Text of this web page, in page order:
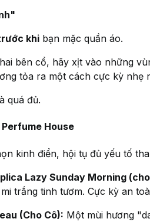
khi bạn mặc quần áo.
bên cổ, hãy xịt vào những
tỏa ra một cách cực kỳ nhẹ
quá đủ.
House
kinh điển, hội tụ đủ yếu tố
Lazy Sunday Morning
trắng tinh tươm. Cực kỳ an
(Cho Cô): Một mùi hương